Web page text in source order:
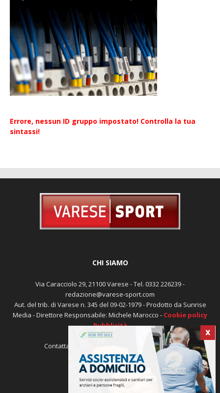
Errore, nessun ID gruppo impostato! Controlla la tua
sintassi!
X
CHI SIAMO
Via Caracciolo 29, 21100 Varese - Tel. 0332 226239 -
redazione@varese-sport.com
Aut. del trib. di Varese n. 345 del 09-02-1979 - Prodotto da Sunrise
Media - Direttore Responsabile: Michele Marocco - Cookie policy
Pubblicità
Contattaci: redazione@varese-sport.com
SEGUICI